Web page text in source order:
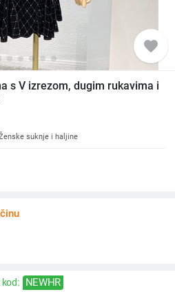
favorite
s V izrezom, dugim rukavima i
suknje i haljine
kod: NEWHR